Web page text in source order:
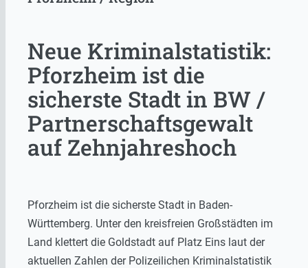
Neue Kriminalstatistik:
Pforzheim ist die
sicherste Stadt in BW /
Partnerschaftsgewalt
auf Zehnjahreshoch
Pforzheim ist die sicherste Stadt in Baden-
Württemberg. Unter den kreisfreien Großstädten im
Land klettert die Goldstadt auf Platz Eins laut der
aktuellen Zahlen der Polizeilichen Kriminalstatistik